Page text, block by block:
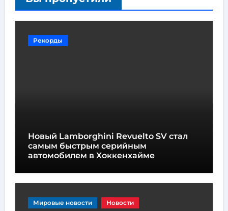
Рекорды
Новый Lamborghini Revuelto SV стал
самым быстрым серийным
автомобилем в Хоккенхайме
Мировые новости Новости